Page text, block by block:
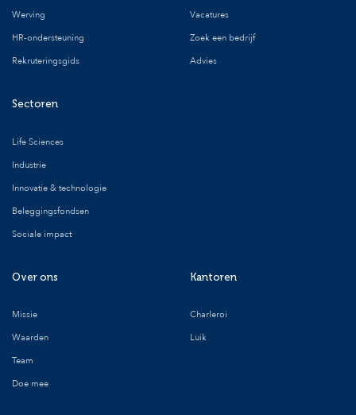
Werving
HR-ondersteuning
Rekruteringsgids
Sectoren
Life Sciences
Industrie
Innovatie & technologie
Beleggingsfondsen
Sociale impact
Vacatures
Zoek een bedrijf
Advies
Over ons
Missie
Waarden
Team
Doe mee
Kantoren
Charleroi
Luik